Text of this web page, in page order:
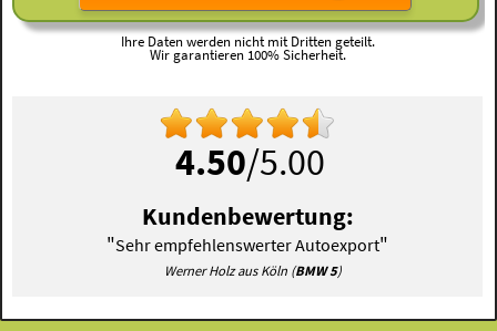
Ihre Daten werden nicht mit Dritten geteilt.
Wir garantieren 100% Sicherheit.
4.50/5.00
Kundenbewertung:
"Sehr empfehlenswerter Autoexport"
Werner Holz aus Köln (BMW 5)